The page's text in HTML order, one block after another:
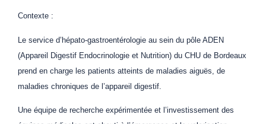
Contexte :
Le service d’hépato-gastroentérologie au sein du pôle ADEN
(Appareil Digestif Endocrinologie et Nutrition) du CHU de Bordeaux
prend en charge les patients atteints de maladies aiguës, de
maladies chroniques de l’appareil digestif.
Une équipe de recherche expérimentée et l’investissement des